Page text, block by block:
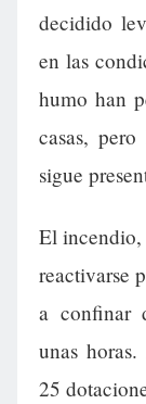
decidido
en las
humo han
casas,
sigue
El
reactivarse
a confinar
unas
25